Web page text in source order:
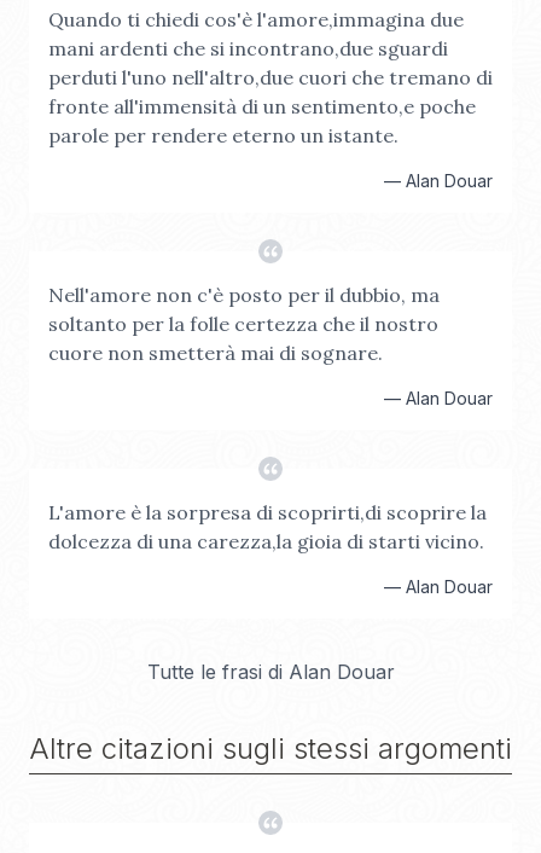
Quando ti chiedi cos'è l'amore,immagina due
mani ardenti che si incontrano,due sguardi
perduti l'uno nell'altro,due cuori che tremano di
fronte all'immensità di un sentimento,e poche
parole per rendere eterno un istante.
— Alan Douar
Nell'amore non c'è posto per il dubbio, ma
soltanto per la folle certezza che il nostro
cuore non smetterà mai di sognare.
— Alan Douar
L'amore è la sorpresa di scoprirti,di scoprire la
dolcezza di una carezza,la gioia di starti vicino.
— Alan Douar
Tutte le frasi di Alan Douar
Altre citazioni sugli stessi argomenti